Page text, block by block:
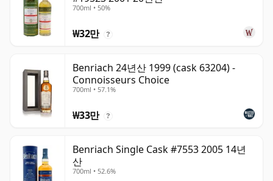
700ml • 50%
₩32만 ?
Benriach 24년산 1999 (cask 63204) -
Connoisseurs Choice
700ml • 57.1%
₩33만 ?
Benriach Single Cask #7553 2005 14년
산
700ml • 52.6%